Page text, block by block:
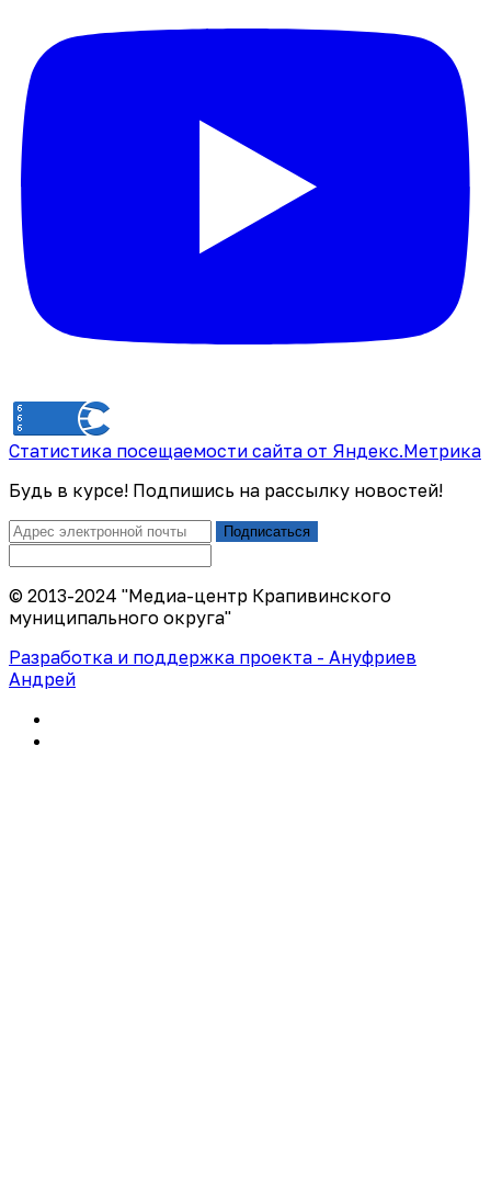
Статистика посещаемости сайта от Яндекс.Метрика
Будь в курсе! Подпишись на рассылку новостей!
Подписаться
© 2013-2024 "Медиа-центр Крапивинского
муниципального округа"
Разработка и поддержка проекта - Ануфриев
Андрей